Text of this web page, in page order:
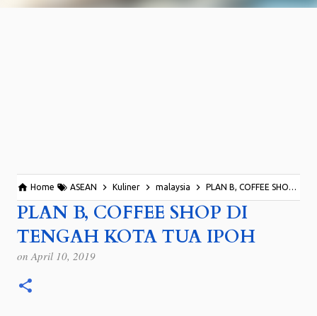
Home ASEAN Kuliner malaysia PLAN B, COFFEE SHOP DI TENGAH KOTA TUA IPOH
PLAN B, COFFEE SHOP DI
TENGAH KOTA TUA IPOH
onApril 10, 2019